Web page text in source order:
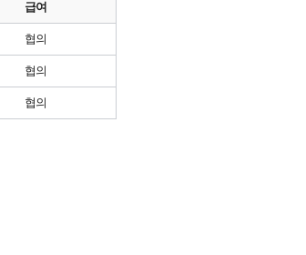
급여
협의
협의
협의